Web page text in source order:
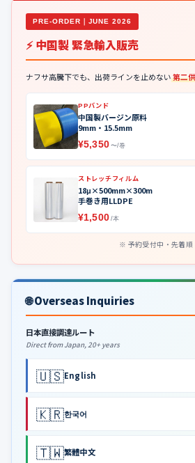
PRE-ORDER｜JUNE 2026
⚡ 中国製 緊急輸入販売
ナフサ高騰下でも、出荷ラインを止めない第二
PPバンド
中国製バージン原料
9mm・15.5mm
¥5,350 〜/巻
ストレッチフィルム
18μ×500mm×300m
手巻き用LLDPE
¥1,500 /本
予約受付中・先着順
🌐 Overseas Inquiries
日本直接調達ルート
Direct from Japan, 20+ years
🇺🇸English
🇰🇷한국어
🇹🇼繁體中文